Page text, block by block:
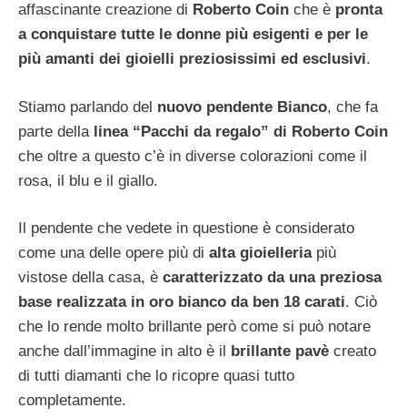
affascinante creazione di Roberto Coin che è pronta
a conquistare tutte le donne più esigenti e per le
più amanti dei gioielli preziosissimi ed esclusivi.
Stiamo parlando del nuovo pendente Bianco, che fa
parte della linea “Pacchi da regalo” di Roberto Coin
che oltre a questo c’è in diverse colorazioni come il
rosa, il blu e il giallo.
Il pendente che vedete in questione è considerato
come una delle opere più di alta gioielleriapiù
vistose della casa, è caratterizzato da una preziosa
base realizzata in oro bianco da ben 18 carati. Ciò
che lo rende molto brillante però come si può notare
anche dall’immagine in alto è il
brillante pavè creato
di tutti diamanti che lo ricopre quasi tutto
completamente.